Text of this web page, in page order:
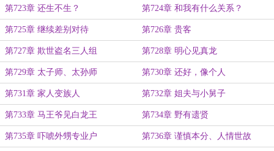
第723章 还生不生？ 第724章 和我有什么关系？
第725章 继续差别对待 第726章 贵客
第727章 欺世盗名三人组 第728章 明心见真龙
第729章 太子师、太孙师 第730章 还好，像个人
第731章 家人变族人 第732章 姐夫与小舅子
第733章 马王爷见白龙王 第734章 野有遗贤
第735章 吓唬外甥专业户 第736章 谨慎本分、人情世故